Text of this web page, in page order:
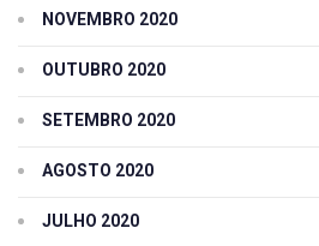
NOVEMBRO 2020
OUTUBRO 2020
SETEMBRO 2020
AGOSTO 2020
JULHO 2020